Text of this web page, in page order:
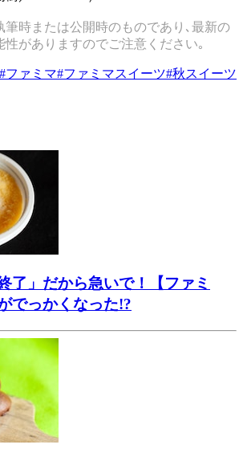
時または公開時のものであり､最新の
がありますのでご注意ください｡
#ファミマ#ファミマスイーツ#秋スイーツ
了」だから急いで！【ファミ
でっかくなった!?